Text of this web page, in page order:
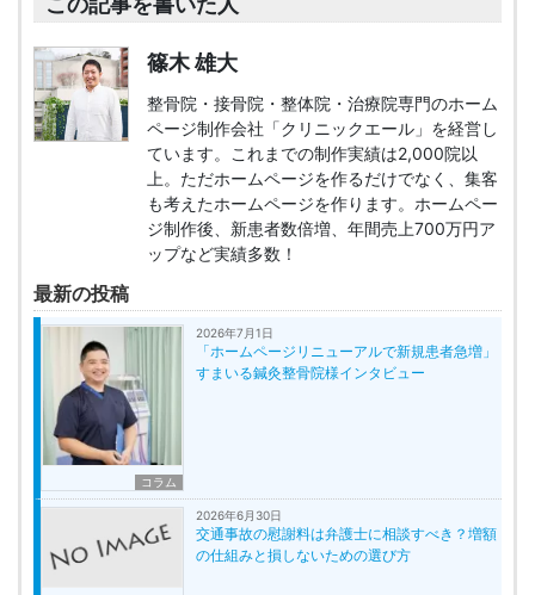
篠木 雄大
整骨院・接骨院・整体院・治療院専門のホーム
ページ制作会社「クリニックエール」を経営し
ています。これまでの制作実績は2,000院以
上。ただホームページを作るだけでなく、集客
も考えたホームページを作ります。ホームペー
ジ制作後、新患者数倍増、年間売上700万円ア
ップなど実績多数！
最新の投稿
コラム
2026年7月1日
「ホームページリニューアルで新規患者急増」
すまいる鍼灸整骨院様インタビュー
2026年6月30日
交通事故の慰謝料は弁護士に相談すべき？増額
の仕組みと損しないための選び方